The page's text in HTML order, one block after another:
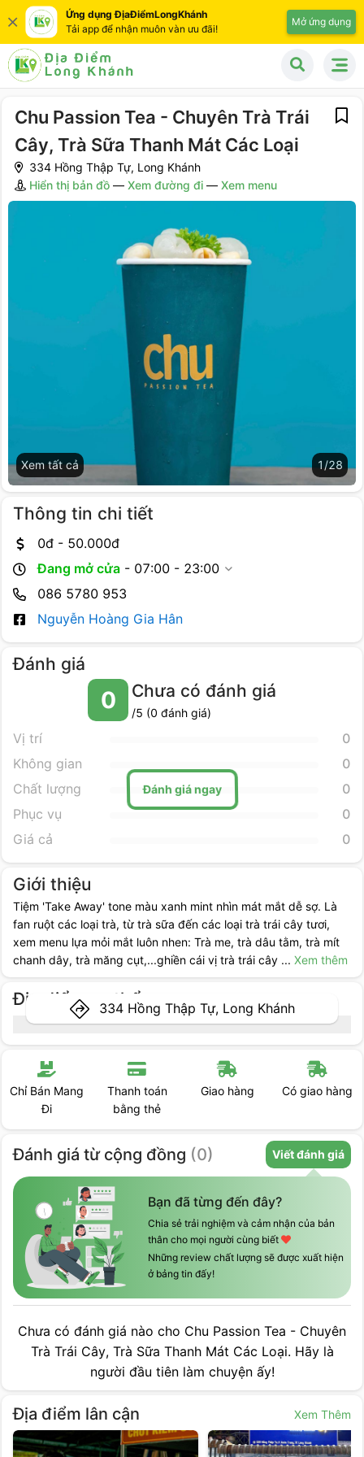
Ứng dụng ĐịaĐiểmLongKhánh
Tải app để nhận muôn vàn ưu đãi!
Mở ứng dụng
Chu Passion Tea - Chuyên Trà Trái
Cây, Trà Sữa Thanh Mát Các Loại
334 Hồng Thập Tự, Long Khánh
Hiển thị bản đồ — Xem đường đi — Xem menu
Xem tất cả 1 /28
Đánh giá
0 Chưa có đánh giá
/5 (0 đánh giá)
Đánh giá ngay
Vị trí
0
Không gian
0
Chất lượng
0
Phục vụ
0
Giá cả
0
Thông tin chi tiết
0đ - 50.000đ
Đang mở cửa - 07:00 - 23:00
086 5780 953
Nguyễn Hoàng Gia Hân
Giới thiệu
Tiệm 'Take Away' tone màu xanh mint nhìn mát mắt dễ sợ. Là
fan ruột các loại trà, từ trà sữa đến các loại trà trái cây tươi,
xem menu lựa mỏi mắt luôn nhen: Trà me, trà dâu tằm, trà mít
chanh dây, trà măng cụt,...ghiền cái vị trà trái cây ... Xem thêm
Địa điểm cụ thể334 Hồng Thập Tự, Long Khánh
Chỉ Bán Mang
Đi
Thanh toán
bằng thẻ
Giao hàng Có giao hàng
Đánh giá từ cộng đồng (0) Viết đánh giá
Bạn đã từng đến đây?
Chia sẻ trải nghiệm và cảm nhận của bản
thân cho mọi người cùng biết
Những review chất lượng sẽ được xuất hiện
ở bảng tin đấy!
Chưa có đánh giá nào cho Chu Passion Tea - Chuyên
Trà Trái Cây, Trà Sữa Thanh Mát Các Loại. Hãy là
người đầu tiên làm chuyện ấy!
Địa điểm lân cận Xem Thêm